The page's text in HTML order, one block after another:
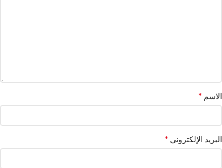
الاسم *
البريد الإلكتروني *